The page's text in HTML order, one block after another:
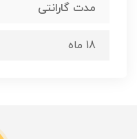
مدت گارانتی
18 ماه